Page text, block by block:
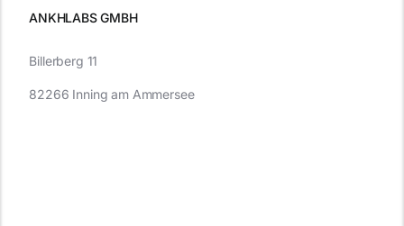
ANKHLABS GMBH
Billerberg 11
82266 Inning am Ammersee